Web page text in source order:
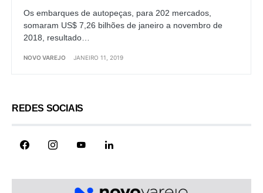
Os embarques de autopeças, para 202 mercados,
somaram US$ 7,26 bilhões de janeiro a novembro de
2018, resultado…
NOVO VAREJO JANEIRO 11, 2019
REDES SOCIAIS